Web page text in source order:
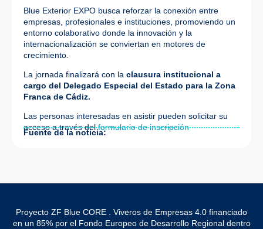
Blue Exterior EXPO busca reforzar la conexión entre
empresas, profesionales e instituciones, promoviendo un
entorno colaborativo donde la innovación y la
internacionalización se conviertan en motores de
crecimiento.
La jornada finalizará con la clausura institucional a
cargo del Delegado Especial del Estado para la Zona
Franca de Cádiz.
Las personas interesadas en asistir pueden solicitar su
acceso a través delformulario de inscripción
Fuente de la noticia:
Proyecto ZF Blue CORE . Viveros de Empresas 4.0 financiado
en un 85% por el Fondo Europeo de Desarrollo Regional dentro